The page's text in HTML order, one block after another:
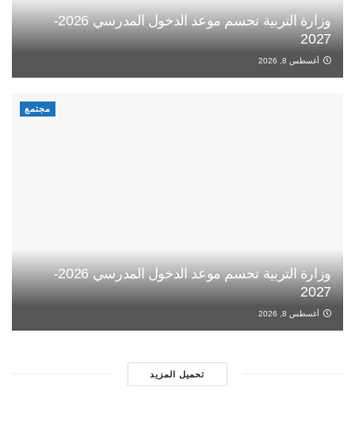
وزارة التربية تحسم موعد الدخول المدرسي 2026-
2027
أغسطس 8, 2026
مجتمع
وزارة التربية تحسم موعد الدخول المدرسي 2026-
2027
أغسطس 8, 2026
تحميل المزيد